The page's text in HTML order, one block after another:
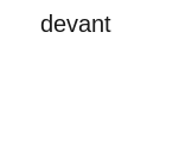
devant